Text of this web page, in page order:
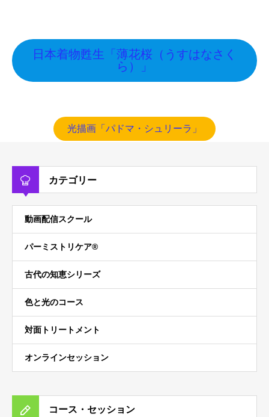
日本着物甦生「薄花桜（うすはなさく
ら）」
光描画「パドマ・シュリーラ」
カテゴリー
動画配信スクール
パーミストリケア®︎
古代の知恵シリーズ
色と光のコース
対面トリートメント
オンラインセッション
コース・セッション